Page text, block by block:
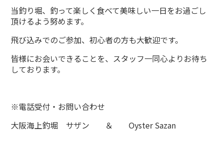
当釣り堀、釣って楽しく食べて美味しい一日をお過ごし
頂けるよう努めます。
飛び込みでのご参加、初心者の方も大歓迎です。
皆様にお会いできることを、スタッフ一同心よりお待ち
しております。
※電話受付・お問い合わせ
大阪海上釣堀 サザン ＆ Oyster Sazan